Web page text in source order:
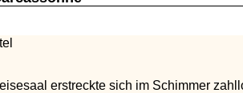
erstreckte sich im Schimmer